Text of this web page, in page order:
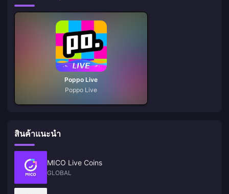
Poppo Live
Poppo Live
สินค้าแนะนำ
MICO Live Coins
GLOBAL